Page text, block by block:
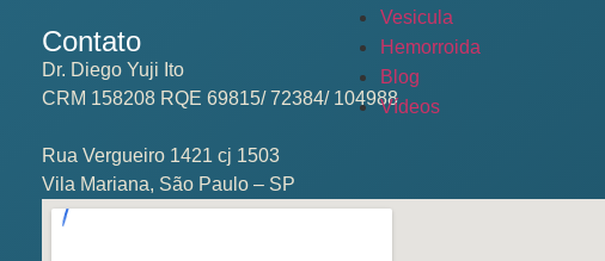
Vesicula
Hemorroida
Blog
Vídeos
Contato
Dr. Diego Yuji Ito
CRM 158208 RQE 69815/ 72384/ 104988
Rua Vergueiro 1421 cj 1503
Vila Mariana, São Paulo – SP